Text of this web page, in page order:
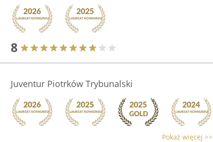
8
Juventur Piotrków Trybunalski
Pokaż więcej >>